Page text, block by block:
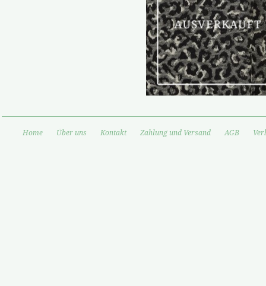
Home Über uns Kontakt Zahlung und Versand AGB